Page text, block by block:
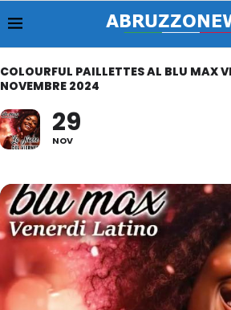
COLOURFUL PAILLETTES AL BLU MAX
NOVEMBRE 2024
29
NOV